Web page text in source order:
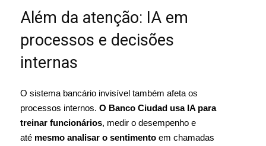
Além da atenção: IA em
processos e decisões
internas
O sistema bancário invisível também afeta os
processos internos. O Banco Ciudad usa IA para
treinar funcionários, medir o desempenho e
até mesmo analisar o sentimento em chamadas